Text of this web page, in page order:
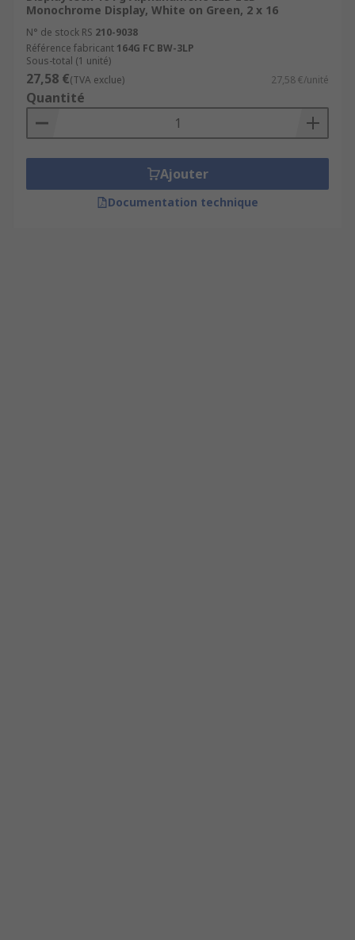
Monochrome Display, White on Green, 2 x 16
N° de stock RS 210-9038
Référence fabricant 164G FC BW-3LP
Sous-total (1 unité)
27,58 €(TVA exclue) 27,58 €/unité
Quantité
Ajouter
Documentation technique